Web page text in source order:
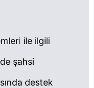
ile ilgili
şahsi
destek